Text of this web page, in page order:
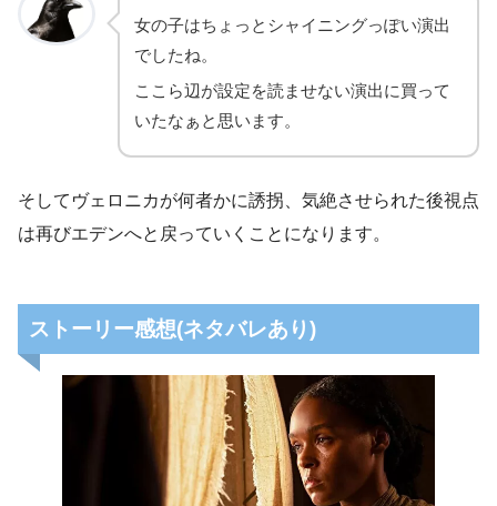
女の子はちょっとシャイニングっぽい演出
でしたね。
ここら辺が設定を読ませない演出に買って
いたなぁと思います。
そしてヴェロニカが何者かに誘拐、気絶させられた後視点
は再びエデンへと戻っていくことになります。
ストーリー感想(ネタバレあり)